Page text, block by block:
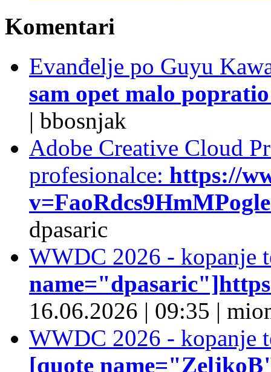
Komentari
Evanđelje po Guyu
sam opet malo
| bbosnjak
Adobe Creative Cloud
profesionalce: https://
dpasaric
WWDC 2026 - kopanje
16.06.2026 | 09:35 |
WWDC 2026 - kopanje
[quote